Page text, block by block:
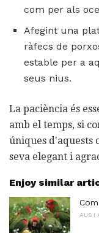
com per als
Afegint una
ràfecs de
estable per a
seus nius.
La paciència és
amb el temps, si
úniques d'aquests
seva elegant i
Enjoy similar
AUS I